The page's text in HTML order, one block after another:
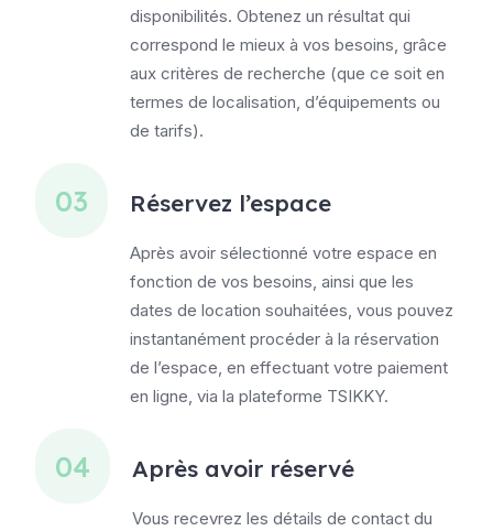
disponibilités. Obtenez un résultat qui
correspond le mieux à vos besoins, grâce
aux critères de recherche (que ce soit en
termes de localisation, d’équipements ou
de tarifs).
03 Réservez l’espace
Après avoir sélectionné votre espace en
fonction de vos besoins, ainsi que les
dates de location souhaitées, vous pouvez
instantanément procéder à la réservation
de l’espace, en effectuant votre paiement
en ligne, via la plateforme TSIKKY.
04 Après avoir réservé
Vous recevrez les détails de contact du